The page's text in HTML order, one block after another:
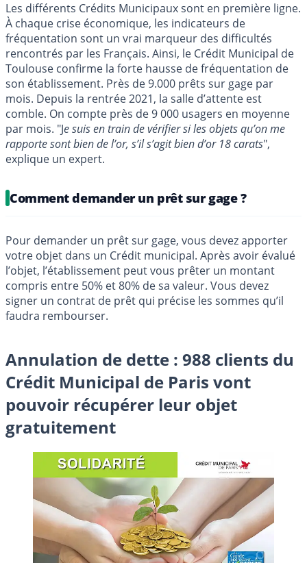
Les différents Crédits Municipaux sont en première ligne.
À chaque crise économique, les indicateurs de
fréquentation sont un vrai marqueur des difficultés
rencontrés par les Français. Ainsi, le Crédit Municipal de
Toulouse confirme la forte hausse de fréquentation de
son établissement. Près de 9.000 prêts sur gage par
mois. Depuis la rentrée 2021, la salle d’attente est
comble. On compte près de 9 000 usagers en moyenne
par mois. "Je suis en train de vérifier si les objets qu’on me
rapporte sont bien de l’or, s’il s’agit bien d’or 18 carats",
explique un expert.
Comment demander un prêt sur gage ?
Pour demander un prêt sur gage, vous devez apporter
votre objet dans un Crédit municipal. Après avoir évalué
l’objet, l’établissement peut vous prêter un montant
compris entre 50% et 80% de sa valeur. Vous devez
signer un contrat de prêt qui précise les sommes qu’il
faudra rembourser.
Annulation de dette : 988 clients du
Crédit Municipal de Paris vont
pouvoir récupérer leur objet
gratuitement